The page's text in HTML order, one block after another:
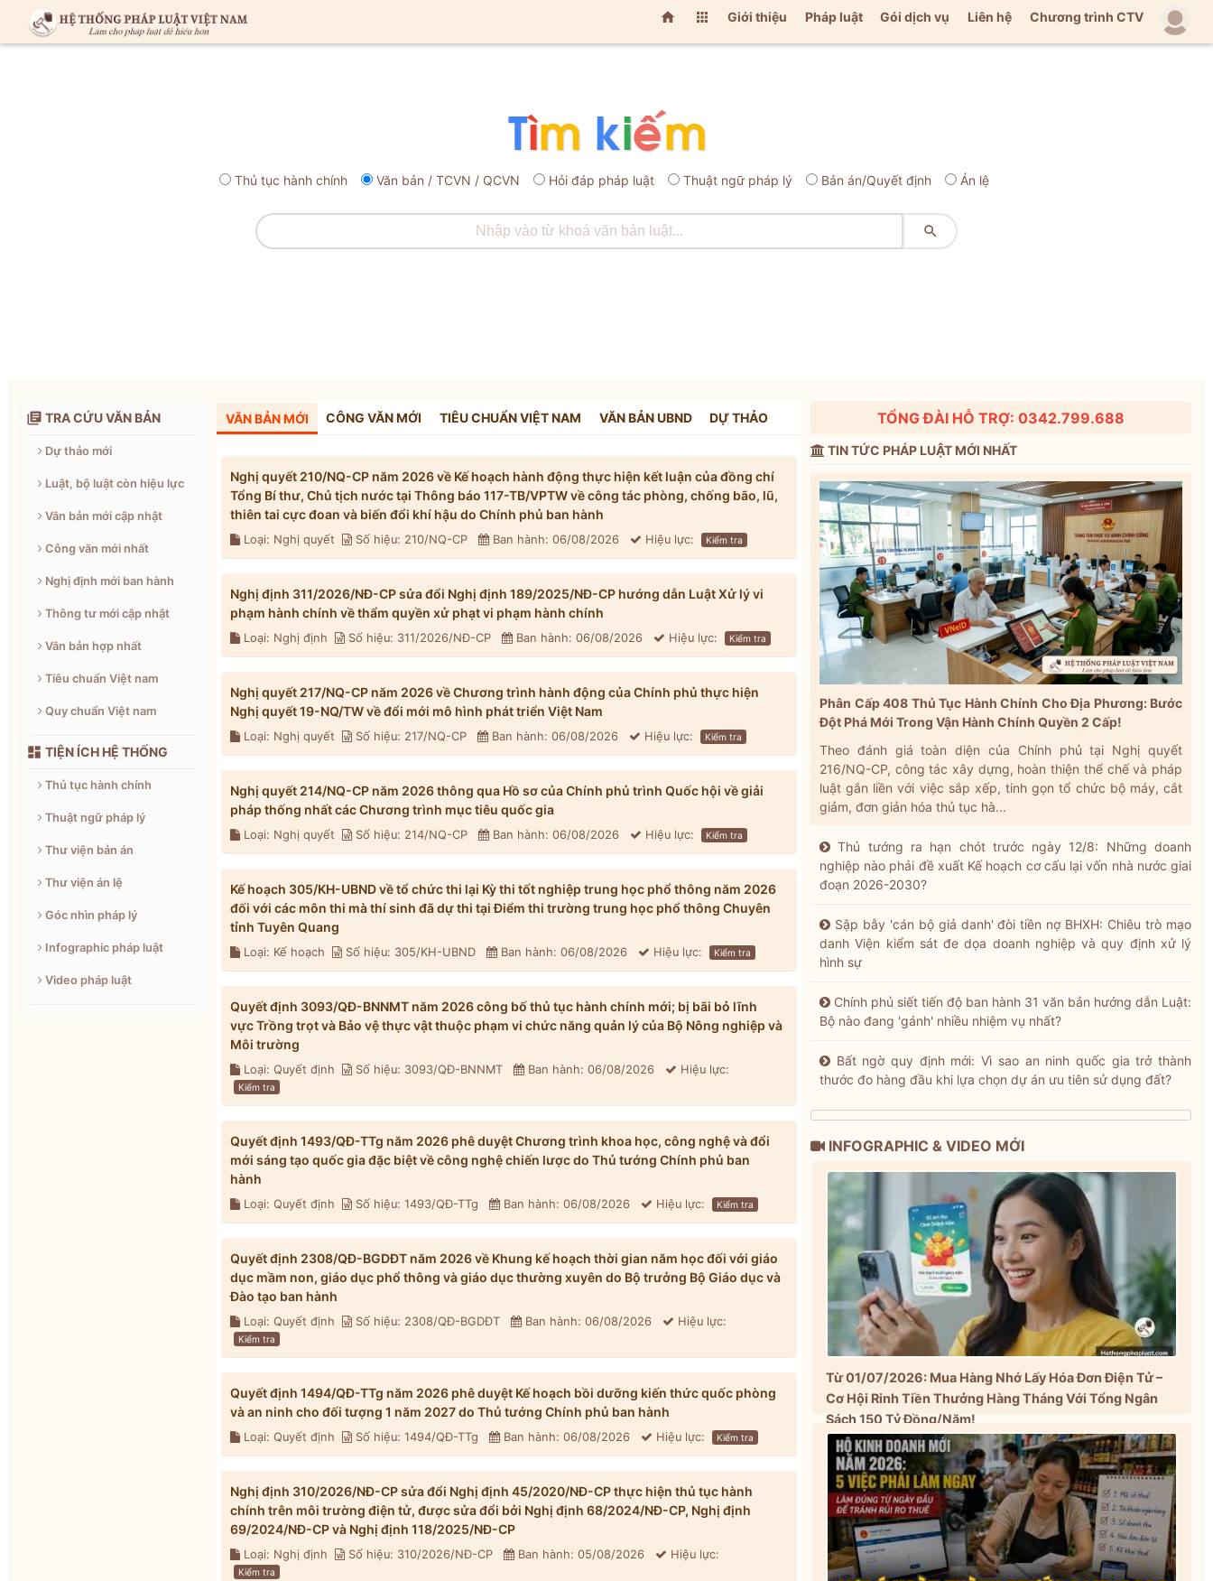
  Giới thiệu Pháp luật Gói dịch vụ Liên hệ Chương trình CTV
Thủ tục hành chính Văn bản / TCVN / QCVN Hỏi đáp pháp luật Thuật ngữ pháp lý Bản án/Quyết định Án lệ

 TRA CỨU VĂN BẢN
Dự thảo mới
Luật, bộ luật còn hiệu lực
Văn bản mới cập nhật
Công văn mới nhất
Nghị định mới ban hành
Thông tư mới cập nhật
Văn bản hợp nhất
Tiêu chuẩn Việt nam
Quy chuẩn Việt nam
 TIỆN ÍCH HỆ THỐNG
Thủ tục hành chính
Thuật ngữ pháp lý
Thư viện bản án
Thư viện án lệ
Góc nhìn pháp lý
Infographic pháp luật
Video pháp luật
VĂN BẢN MỚI CÔNG VĂN MỚI TIÊU CHUẨN VIỆT NAM VĂN BẢN UBND DỰ THẢO
Nghị quyết 210/NQ-CP năm 2026 về Kế hoạch hành động thực hiện kết luận của đồng chí
Tổng Bí thư, Chủ tịch nước tại Thông báo 117-TB/VPTW về công tác phòng, chống bão, lũ,
thiên tai cực đoan và biến đổi khí hậu do Chính phủ ban hành
Loại: Nghị quyết Số hiệu: 210/NQ-CP Ban hành: 06/08/2026 Hiệu lực: Kiểm tra
Nghị định 311/2026/NĐ-CP sửa đổi Nghị định 189/2025/NĐ-CP hướng dẫn Luật Xử lý vi
phạm hành chính về thẩm quyền xử phạt vi phạm hành chính
Loại: Nghị định Số hiệu: 311/2026/NĐ-CP Ban hành: 06/08/2026 Hiệu lực: Kiểm tra
Nghị quyết 217/NQ-CP năm 2026 về Chương trình hành động của Chính phủ thực hiện
Nghị quyết 19-NQ/TW về đổi mới mô hình phát triển Việt Nam
Loại: Nghị quyết Số hiệu: 217/NQ-CP Ban hành: 06/08/2026 Hiệu lực: Kiểm tra
Nghị quyết 214/NQ-CP năm 2026 thông qua Hồ sơ của Chính phủ trình Quốc hội về giải
pháp thống nhất các Chương trình mục tiêu quốc gia
Loại: Nghị quyết Số hiệu: 214/NQ-CP Ban hành: 06/08/2026 Hiệu lực: Kiểm tra
Kế hoạch 305/KH-UBND về tổ chức thi lại Kỳ thi tốt nghiệp trung học phổ thông năm 2026
đối với các môn thi mà thí sinh đã dự thi tại Điểm thi trường trung học phổ thông Chuyên
tỉnh Tuyên Quang
Loại: Kế hoạch Số hiệu: 305/KH-UBND Ban hành: 06/08/2026 Hiệu lực: Kiểm tra
Quyết định 3093/QĐ-BNNMT năm 2026 công bố thủ tục hành chính mới; bị bãi bỏ lĩnh
vực Trồng trọt và Bảo vệ thực vật thuộc phạm vi chức năng quản lý của Bộ Nông nghiệp và
Môi trường
Loại: Quyết định Số hiệu: 3093/QĐ-BNNMT Ban hành: 06/08/2026 Hiệu lực:
Kiểm tra
Quyết định 1493/QĐ-TTg năm 2026 phê duyệt Chương trình khoa học, công nghệ và đổi
mới sáng tạo quốc gia đặc biệt về công nghệ chiến lược do Thủ tướng Chính phủ ban
hành
Loại: Quyết định Số hiệu: 1493/QĐ-TTg Ban hành: 06/08/2026 Hiệu lực: Kiểm tra
Quyết định 2308/QĐ-BGDĐT năm 2026 về Khung kế hoạch thời gian năm học đối với giáo
dục mầm non, giáo dục phổ thông và giáo dục thường xuyên do Bộ trưởng Bộ Giáo dục và
Đào tạo ban hành
Loại: Quyết định Số hiệu: 2308/QĐ-BGDĐT Ban hành: 06/08/2026 Hiệu lực:
Kiểm tra
Quyết định 1494/QĐ-TTg năm 2026 phê duyệt Kế hoạch bồi dưỡng kiến thức quốc phòng
và an ninh cho đối tượng 1 năm 2027 do Thủ tướng Chính phủ ban hành
Loại: Quyết định Số hiệu: 1494/QĐ-TTg Ban hành: 06/08/2026 Hiệu lực: Kiểm tra
Nghị định 310/2026/NĐ-CP sửa đổi Nghị định 45/2020/NĐ-CP thực hiện thủ tục hành
chính trên môi trường điện tử, được sửa đổi bởi Nghị định 68/2024/NĐ-CP, Nghị định
69/2024/NĐ-CP và Nghị định 118/2025/NĐ-CP
Loại: Nghị định Số hiệu: 310/2026/NĐ-CP Ban hành: 05/08/2026 Hiệu lực:
Kiểm tra
TỔNG ĐÀI HỖ TRỢ: 0342.799.688
TIN TỨC PHÁP LUẬT MỚI NHẤT
Phân Cấp 408 Thủ Tục Hành Chính Cho Địa Phương: Bước
Đột Phá Mới Trong Vận Hành Chính Quyền 2 Cấp!
Theo đánh giá toàn diện của Chính phủ tại Nghị quyết
216/NQ-CP, công tác xây dựng, hoàn thiện thể chế và pháp
luật gắn liền với việc sắp xếp, tinh gọn tổ chức bộ máy, cắt
giảm, đơn giản hóa thủ tục hà...
Thủ tướng ra hạn chót trước ngày 12/8: Những doanh
nghiệp nào phải đề xuất Kế hoạch cơ cấu lại vốn nhà nước giai
đoạn 2026-2030?
Sập bẫy 'cán bộ giả danh' đòi tiền nợ BHXH: Chiêu trò mạo
danh Viện kiểm sát đe dọa doanh nghiệp và quy định xử lý
hình sự
Chính phủ siết tiến độ ban hành 31 văn bản hướng dẫn Luật:
Bộ nào đang 'gánh' nhiều nhiệm vụ nhất?
Bất ngờ quy định mới: Vì sao an ninh quốc gia trở thành
thước đo hàng đầu khi lựa chọn dự án ưu tiên sử dụng đất?
INFOGRAPHIC & VIDEO MỚI
Từ 01/07/2026: Mua Hàng Nhớ Lấy Hóa Đơn Điện Tử –
Cơ Hội Rinh Tiền Thưởng Hàng Tháng Với Tổng Ngân
Sách 150 Tỷ Đồng/Năm!